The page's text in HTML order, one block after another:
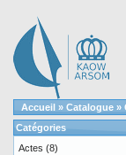
Accueil » Catalogue »
Catégories
Actes (8)